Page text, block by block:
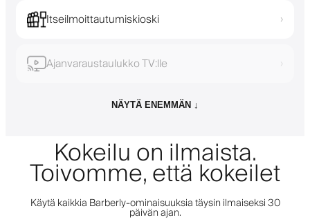
Itseilmoittautumiskioski ›
Ajanvaraustaulukko TV:lle ›
NÄYTÄ ENEMMÄN ↓
Kokeilu on ilmaista.
Toivomme, että kokeilet
Käytä kaikkia Barberly-ominaisuuksia täysin ilmaiseksi 30
päivän ajan.